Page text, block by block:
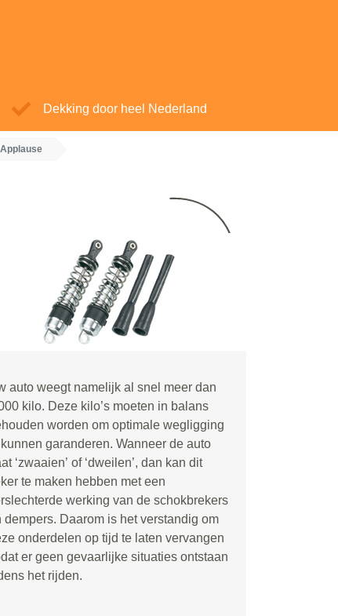
Dekking door heel Nederland
auto weegt namelijk al snel meer dan
kilo. Deze kilo’s moeten in balans
worden om optimale wegligging
garanderen. Wanneer de auto
‘zwaaien’ of ‘dweilen’, dan kan dit
te maken hebben met een
werking van de schokbrekers
dempers. Daarom is het verstandig om
onderdelen op tijd te laten vervangen
er geen gevaarlijke situaties ontstaan
het rijden.